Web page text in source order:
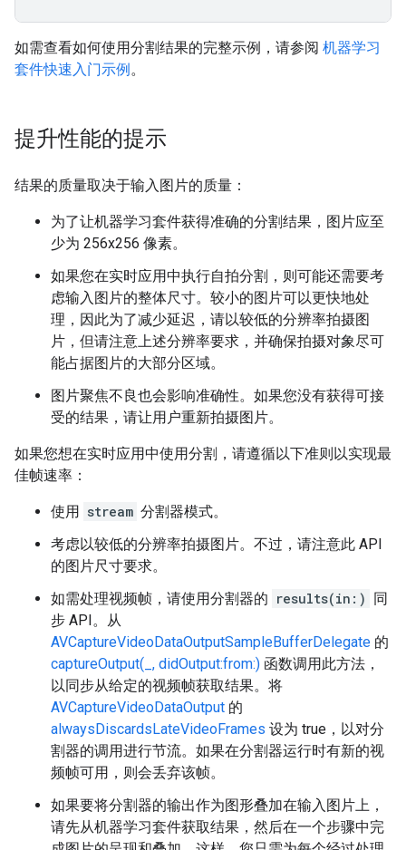
如需查看如何使用分割结果的完整示例，请参阅 机器学习
套件快速入门示例。
提升性能的提示
结果的质量取决于输入图片的质量：
为了让机器学习套件获得准确的分割结果，图片应至
少为 256x256 像素。
如果您在实时应用中执行自拍分割，则可能还需要考
虑输入图片的整体尺寸。较小的图片可以更快地处
理，因此为了减少延迟，请以较低的分辨率拍摄图
片，但请注意上述分辨率要求，并确保拍摄对象尽可
能占据图片的大部分区域。
图片聚焦不良也会影响准确性。如果您没有获得可接
受的结果，请让用户重新拍摄图片。
如果您想在实时应用中使用分割，请遵循以下准则以实现最
佳帧速率：
使用 stream 分割器模式。
考虑以较低的分辨率拍摄图片。不过，请注意此 API
的图片尺寸要求。
如需处理视频帧，请使用分割器的 results(in:) 同
步 API。从
AVCaptureVideoDataOutputSampleBufferDelegate 的
captureOutput(_, didOutput:from:) 函数调用此方法，
以同步从给定的视频帧获取结果。将
AVCaptureVideoDataOutput 的
alwaysDiscardsLateVideoFrames 设为 true，以对分
割器的调用进行节流。如果在分割器运行时有新的视
频帧可用，则会丢弃该帧。
如果要将分割器的输出作为图形叠加在输入图片上，
请先从机器学习套件获取结果，然后在一个步骤中完